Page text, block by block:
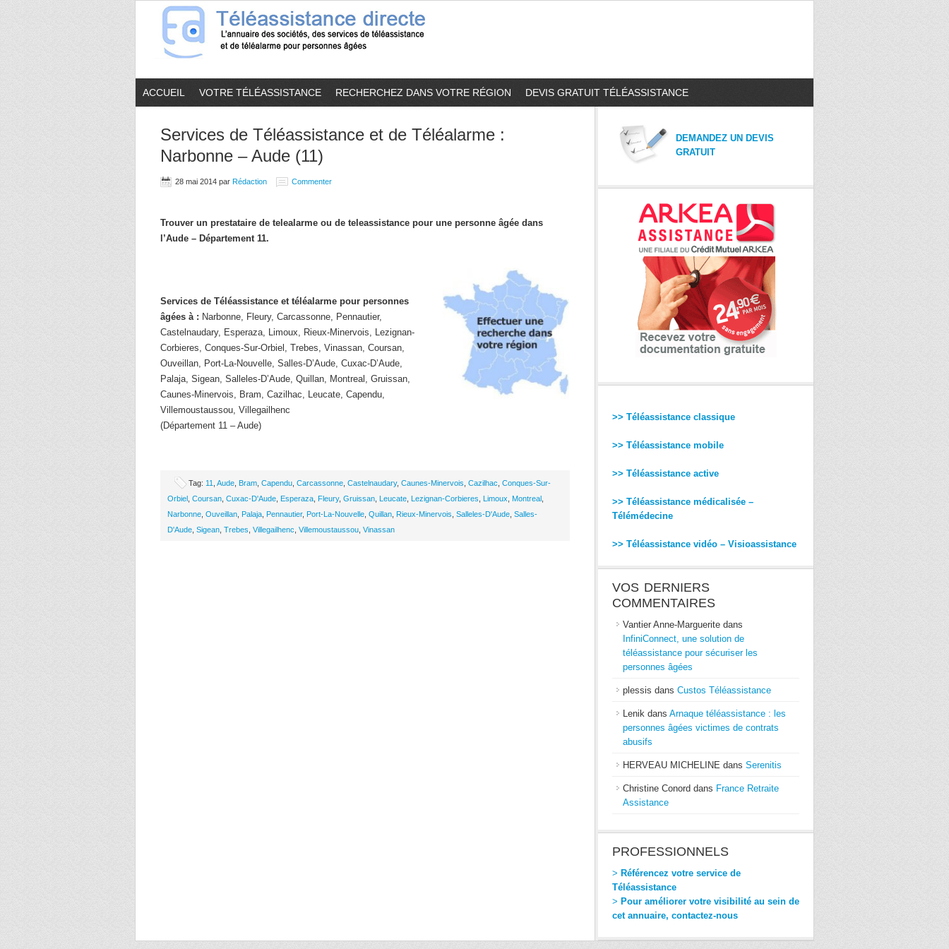
ACCUEIL VOTRE TÉLÉASSISTANCE RECHERCHEZ DANS VOTRE RÉGION DEVIS GRATUIT TÉLÉASSISTANCE
Services de Téléassistance et de Téléalarme :
Narbonne – Aude (11)
28 mai 2014 par Rédaction Commenter
Trouver un prestataire de telealarme ou de teleassistance pour une personne âgée dans
l’Aude – Département 11.
Services de Téléassistance et téléalarme pour personnes
âgées à : Narbonne, Fleury, Carcassonne, Pennautier,
Castelnaudary, Esperaza, Limoux, Rieux-Minervois, Lezignan-
Corbieres, Conques-Sur-Orbiel, Trebes, Vinassan, Coursan,
Ouveillan, Port-La-Nouvelle, Salles-D’Aude, Cuxac-D’Aude,
Palaja, Sigean, Salleles-D’Aude, Quillan, Montreal, Gruissan,
Caunes-Minervois, Bram, Cazilhac, Leucate, Capendu,
Villemoustaussou, Villegailhenc
(Département 11 – Aude)
Tag: 11 Aude Bram Capendu Carcassonne Castelnaudary, Caunes-Minervois Cazilhac Conques-Sur-
Orbiel Coursan Cuxac-D'Aude Esperaza Fleury, Gruissan Leucate Lezignan-Corbieres Limoux Montreal
Narbonne Ouveillan Palaja Pennautier, Port-La-Nouvelle Quillan Rieux-Minervois Salleles-D'Aude Salles-
D'Aude Sigean Trebes Villegailhenc Villemoustaussou Vinassan
DEMANDEZ UN DEVIS
GRATUIT
>> Téléassistance classique
>> Téléassistance mobile
>> Téléassistance active
>> Téléassistance médicalisée –
Télémédecine
>> Téléassistance vidéo – Visioassistance
VOS DERNIERS
COMMENTAIRES
Vantier Anne-Marguerite dans
InfiniConnect, une solution de
téléassistance pour sécuriser les
personnes âgées
plessis dans Custos Téléassistance
Lenik dans Arnaque téléassistance : les
personnes âgées victimes de contrats
abusifs
HERVEAU MICHELINE dans Serenitis
Christine Conord dans France Retraite
Assistance
PROFESSIONNELS
> Référencez votre service de
Téléassistance
> Pour améliorer votre visibilité au sein de
cet annuaire, contactez-nous